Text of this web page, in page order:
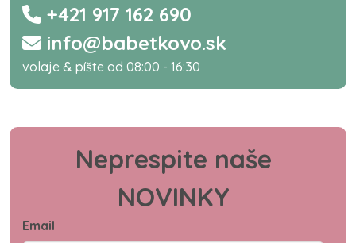
+421 917 162 690
info@babetkovo.sk
volaje & píšte od 08:00 - 16:30
Neprespite naše
NOVINKY
Email